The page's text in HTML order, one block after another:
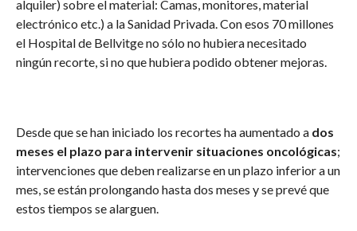
alquiler) sobre el material: Camas, monitores, material
electrónico etc.) a la Sanidad Privada. Con esos 70 millones
el Hospital de Bellvitge no sólo no hubiera necesitado
ningún recorte, si no que hubiera podido obtener mejoras.
Desde que se han iniciado los recortes ha aumentado a dos
meses el plazo para intervenir situaciones oncológicas;
intervenciones que deben realizarse en un plazo inferior a un
mes, se están prolongando hasta dos meses y se prevé que
estos tiempos se alarguen.